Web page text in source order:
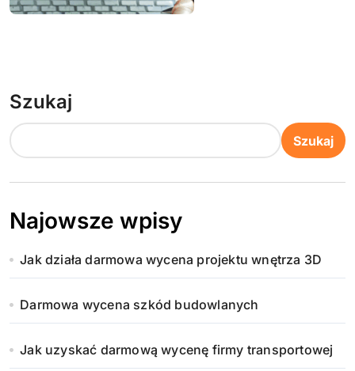
Szukaj
Szukaj
Najowsze wpisy
Jak działa darmowa wycena projektu wnętrza 3D
Darmowa wycena szkód budowlanych
Jak uzyskać darmową wycenę firmy transportowej